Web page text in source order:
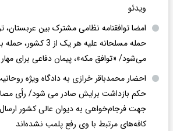
ویدئو
امضا توافقنامه نظامی مشترک بین عربستان،
حمله مسلحانه علیه هر
می‌شود/ «توافق مکه»، پیمان دفاعی برای مهار
احضار محمدباقر خرازی به دادگاه ویژه
حکم بازداشت برایش صادر می شود/ رأی
جهت فرجام‌خواهی به دیوان عالی کشور
کافه‌های مرتبط با وی رفع پلمب نشده‌اند